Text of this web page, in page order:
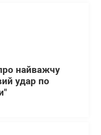
найважчу
удар по